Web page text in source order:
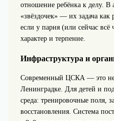
отношение ребёнка к делу. В
«звёздочек» — их задача как
если у парня (или сейчас всё
характер и терпение.
Инфраструктура и
Современный ЦСКА — это не
Ленинградке. Для детей и
среда: тренировочные поля,
восстановления. Система